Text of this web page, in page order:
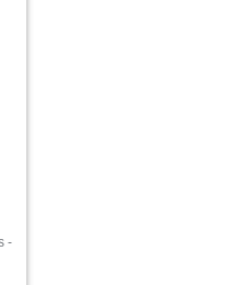
-